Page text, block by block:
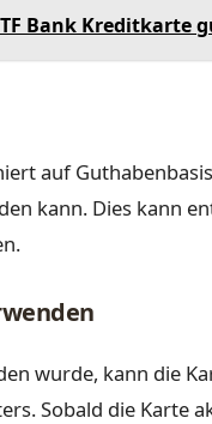
Bank Kreditkarte
auf
kann. Dies kann
wurde, kann die
Sobald die Karte